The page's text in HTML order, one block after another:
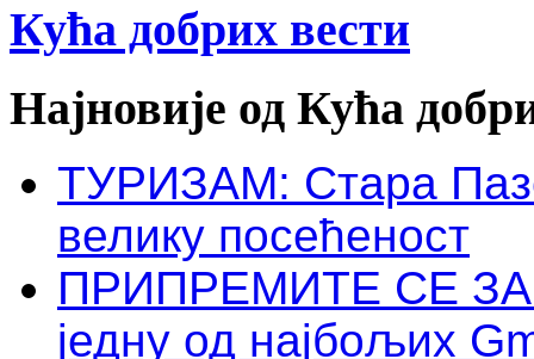
Кућа добрих вести
Најновије од Кућа
ТУРИЗАМ: Стара
велику посећеност
ПРИПРЕМИТЕ СЕ ЗА
једну од најбољих